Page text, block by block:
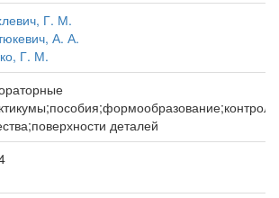
Г. М.
А. А.
Г. М.
деталей